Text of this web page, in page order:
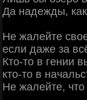
Да надежды,
Не жалейте
если даже за
Кто-то в гении
кто-то в
Не жалейте,